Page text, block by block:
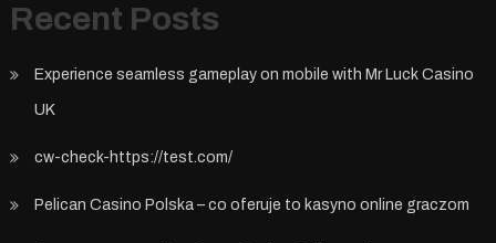
Recent Posts
Experience seamless gameplay on mobile with Mr Luck Casino
UK
cw-check-https://test.com/
Pelican Casino Polska – co oferuje to kasyno online graczom